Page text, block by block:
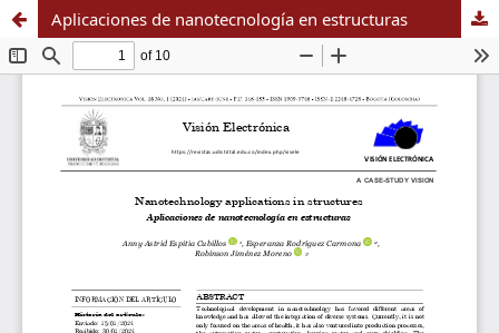
Aplicaciones de nanotecnología en estructuras